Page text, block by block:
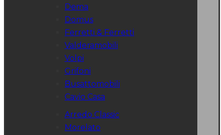
Dema
Domus
Ferretti & Ferretti
Valderamobili
Volpi
Grifoni
Busattomobili
Cavio Casa
Arredo Classic
Morelato